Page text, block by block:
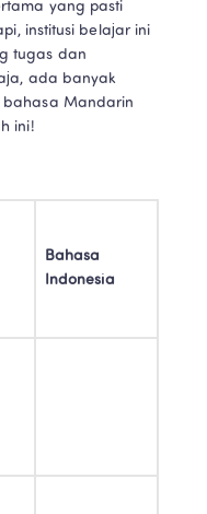
yang pasti
institusi belajar ini
tugas dan
ada banyak
bahasa Mandarin
ini!
Bahasa
Indonesia